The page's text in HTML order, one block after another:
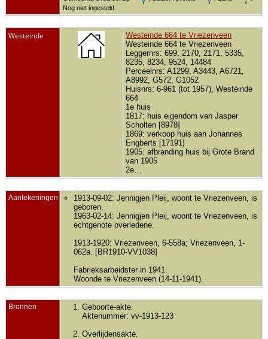
Nog niet ingesteld
Westeinde
Westeinde 664 te Vriezenveen
Westeinde 664 te Vriezenveen
Leggernrs: 699, 2170, 2171, 5335,
8235, 8234, 9524, 14484
Perceelnrs: A1299, A3443, A6721,
A8992, G572, G1052
Huisnrs: 6-961 (tot 1957), Westeinde
664
1e huis
1817: huis eigendom van Jasper
Scholten [8978]
1869: verkoop huis aan Johannes
Engberts [17191]
1905: afbranding huis bij Grote Brand
van 1905
2e…
Aantekeningen
1913-09-02: Jennigjen Pleij, woont te Vriezenveen, is
geboren.
1963-02-14: Jennigjen Pleij, woont te Vriezenveen, is
echtgenote overledene.
1913-1920: Vriezenveen, 6-558a; Vriezenveen, 1-
062a. [BR1910-VV1038]
Fabrieksarbeidster in 1941.
Woonde te Vriezenveen (14-11-1941).
Bronnen
Geboorte-akte.
Aktenummer: vv-1913-123
Overlijdensakte.